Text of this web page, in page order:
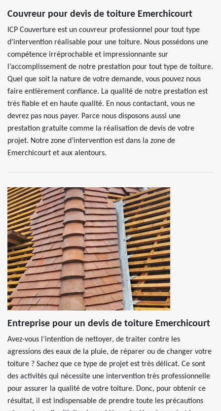
Couvreur pour devis de toiture Emerchicourt
ICP Couverture est un couvreur professionnel pour tout type
d’intervention réalisable pour une toiture. Nous possédons une
compétence irréprochable et impressionnante sur
l’accomplissement de notre prestation pour tout type de toiture.
Quel que soit la nature de votre demande, vous pouvez nous
faire entièrement confiance. La qualité de notre prestation est
très fiable et en haute qualité. En nous contactant, vous ne
devrez pas nous payer. Parce nous disposons aussi une
prestation gratuite comme la réalisation de devis de votre
projet. Notre zone d’intervention est dans la zone de
Emerchicourt et aux alentours.
Entreprise pour un devis de toiture Emerchicourt
Avez-vous l’intention de nettoyer, de traiter contre les
agressions des eaux de la pluie, de réparer ou de changer votre
toiture ? Sachez que ce type de projet est très délicat. Ce sont
des activités qui nécessite une intervention très professionnelle
pour assurer la qualité de votre toiture. Donc, pour obtenir ce
résultat, il est indispensable de prendre toute les précautions